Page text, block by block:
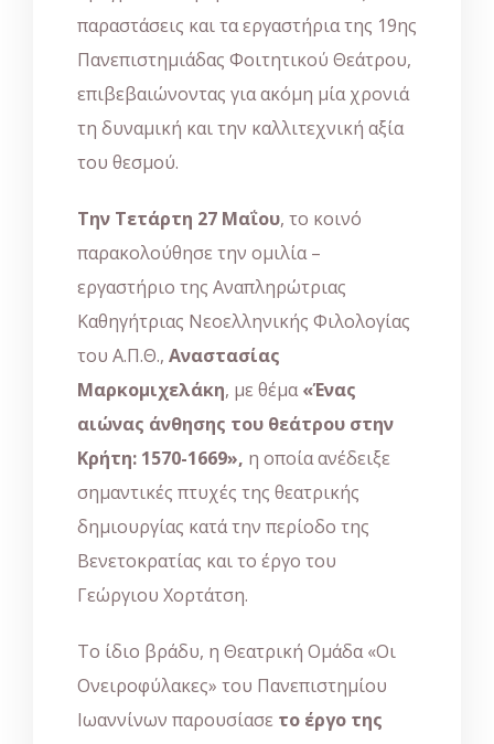
παραστάσεις και τα εργαστήρια της 19ης
Πανεπιστημιάδας Φοιτητικού Θεάτρου,
επιβεβαιώνοντας για ακόμη μία χρονιά
τη δυναμική και την καλλιτεχνική αξία
του θεσμού.
Την Τετάρτη 27 Μαΐου, το κοινό
παρακολούθησε την ομιλία –
εργαστήριο της Αναπληρώτριας
Καθηγήτριας Νεοελληνικής Φιλολογίας
του Α.Π.Θ., Αναστασίας
Μαρκομιχελάκη, με θέμα«Ένας
αιώνας άνθησης του θεάτρου στην
Κρήτη: 1570-1669», η οποία ανέδειξε
σημαντικές πτυχές της θεατρικής
δημιουργίας κατά την περίοδο της
Βενετοκρατίας και το έργο του
Γεώργιου Χορτάτση.
Το ίδιο βράδυ, η Θεατρική Ομάδα «Οι
Ονειροφύλακες» του Πανεπιστημίου
Ιωαννίνων παρουσίασε το έργο της